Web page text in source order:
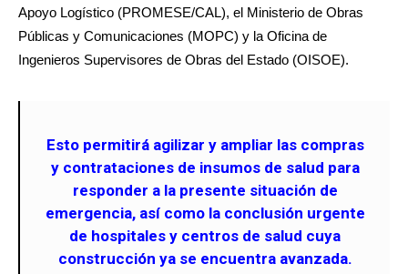
Apoyo Logístico (PROMESE/CAL), el Ministerio de Obras
Públicas y Comunicaciones (MOPC) y la Oficina de
Ingenieros Supervisores de Obras del Estado (OISOE).
Esto permitirá agilizar y ampliar las compras
y contrataciones de insumos de salud para
responder a la presente situación de
emergencia, así como la conclusión urgente
de hospitales y centros de salud cuya
construcción ya se encuentra avanzada.